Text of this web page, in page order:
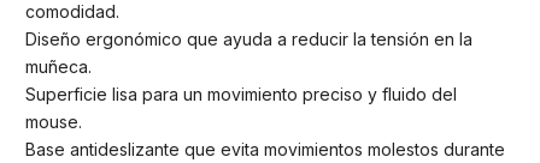
comodidad.
Diseño ergonómico que ayuda a reducir la tensión en la
muñeca.
Superficie lisa para un movimiento preciso y fluido del
mouse.
Base antideslizante que evita movimientos molestos durante